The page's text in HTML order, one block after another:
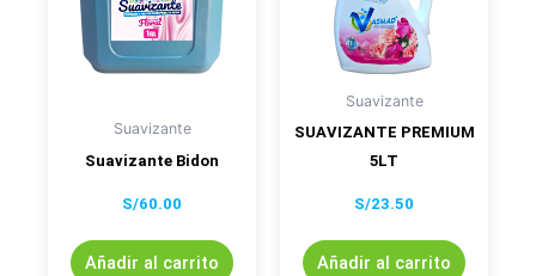
Suavizante
Suavizante Bidon
S/60.00
Añadir al carrito
Suavizante
SUAVIZANTE PREMIUM
5LT
S/23.50
Añadir al carrito